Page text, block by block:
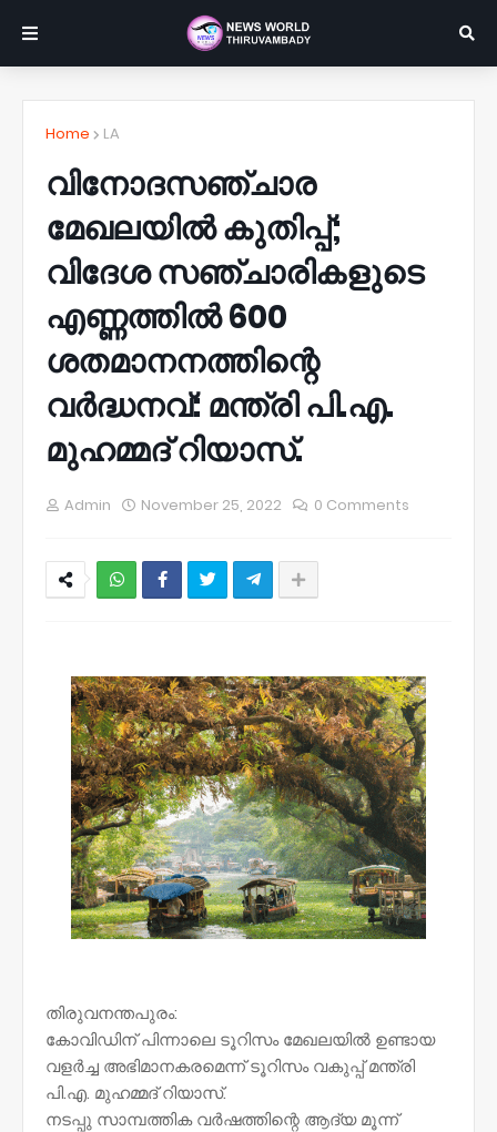
Home LA
വിനോദസഞ്ചാര
മേഖലയിൽ കുതിപ്പ്;
വിദേശ സഞ്ചാരികളുടെ
എണ്ണത്തിൽ 600
ശതമാനനത്തിന്റെ
വർദ്ധനവ്: മന്ത്രി പി.എ.
മുഹമ്മദ് റിയാസ്.
Admin November 25, 2022 0 Comments
തിരുവനന്തപുരം:
കോവിഡിന് പിന്നാലെ ടൂറിസം മേഖലയിൽ ഉണ്ടായ
വളർച്ച അഭിമാനകരമെന്ന് ടൂറിസം വകുപ്പ് മന്ത്രി
പി.എ. മുഹമ്മദ് റിയാസ്.
നടപ്പു സാമ്പത്തിക വർഷത്തിന്റെ ആദ്യ മൂന്ന്